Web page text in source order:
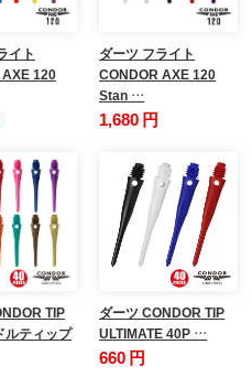
イト
120
ダーツ フライト
CONDOR AXE 120
Stan …
1,680 円
TIP
ルティップ
ダーツ CONDOR TIP
ULTIMATE 40P …
660 円